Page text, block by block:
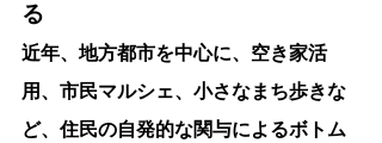
る
近年、地方都市を中心に、空き家活
用、市民マルシェ、小さなまち歩きな
ど、住民の自発的な関与によるボトム